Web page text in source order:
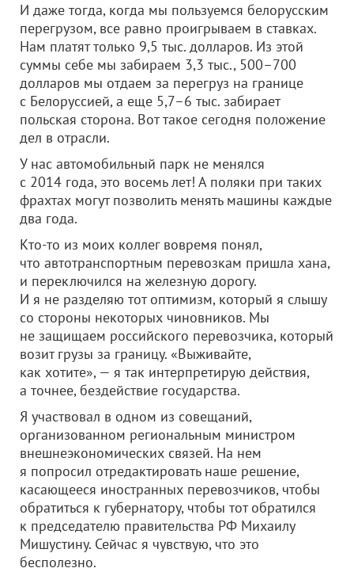
И даже тогда, когда мы пользуемся белорусским
перегрузом, все равно проигрываем в ставках.
Нам платят только 9,5 тыс. долларов. Из этой
суммы себе мы забираем 3,3 тыс., 500–700
долларов мы отдаем за перегруз на границе
с Белоруссией, а еще 5,7–6 тыс. забирает
польская сторона. Вот такое сегодня положение
дел в отрасли.
У нас автомобильный парк не менялся
с 2014 года, это восемь лет! А поляки при таких
фрахтах могут позволить менять машины каждые
два года.
Кто-то из моих коллег вовремя понял,
что автотранспортным перевозкам пришла хана,
и переключился на железную дорогу.
И я не разделяю тот оптимизм, который я слышу
со стороны некоторых чиновников. Мы
не защищаем российского перевозчика, который
возит грузы за границу. «Выживайте,
как хотите», — я так интерпретирую действия,
а точнее, бездействие государства.
Я участвовал в одном из совещаний,
организованном региональным министром
внешнеэкономических связей. На нем
я попросил отредактировать наше решение,
касающееся иностранных перевозчиков, чтобы
обратиться к губернатору, чтобы тот обратился
к председателю правительства РФ Михаилу
Мишустину. Сейчас я чувствую, что это
бесполезно.